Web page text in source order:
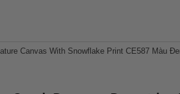
Canvas With Snowflake Print CE587 Màu